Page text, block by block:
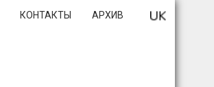
КОНТАКТЫ АРХИВ